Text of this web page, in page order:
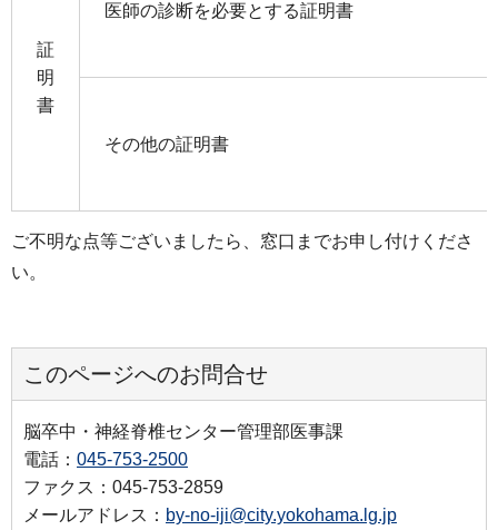
証
明
書
医師の診断を必要とする証明書
その他の証明書
ご不明な点等ございましたら、窓口までお申し付けくださ
い。
このページへのお問合せ
脳卒中・神経脊椎センター管理部医事課
電話： 045-753-2500
ファクス：045-753-2859
メールアドレス： by-no-iji@city.yokohama.lg.jp